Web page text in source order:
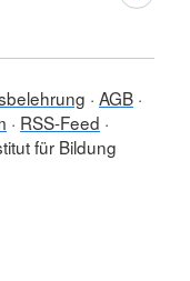
AGB
RSS-Feed
für Bildung